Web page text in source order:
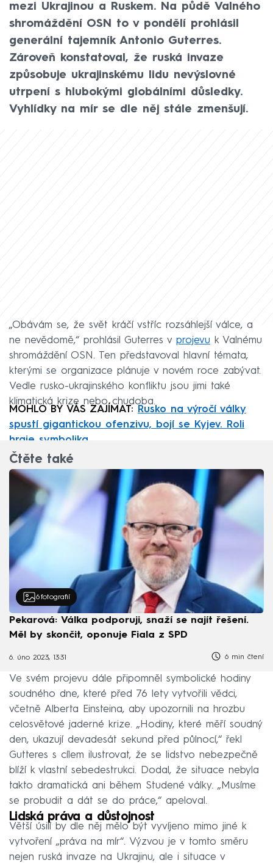
mezi Ukrajinou a Ruskem. Na půdě Valného
shromáždění OSN to v pondělí prohlásil
generální tajemník Antonio Guterres.
Zároveň konstatoval, že ruská invaze
způsobuje ukrajinskému lidu nevýslovné
utrpení s hlubokými globálními důsledky.
Vyhlídky na mír se dle něj stále zmenšují.
„Obávám se, že svět kráčí vstříc rozsáhlejší válce, a
ne nevědomě,“ prohlásil Guterres v projevu k Valnému
shromáždění OSN. Ten představoval hlavní témata,
kterými se organizace plánuje v novém roce zabývat.
Vedle rusko-ukrajinského konfliktu jsou jimi také
klimatická krize nebo chudoba.
MOHLO BY VÁS ZAJÍMAT:
Rusko na výročí války
spustí gigantickou ofenzivu, bojí se Kyjev. Roli
hraje symbolika
Čtěte také
6 fotografií
Pekarová: Válka podporuji, snaží se najít řešení.
Měl by skončit, oponuje Fiala z SPD
6. úno 2023, 13:31 6 min čtení
Ve svém projevu dále připomněl symbolické hodiny
soudného dne, které před 76 lety vytvořili vědci,
včetně Alberta Einsteina, aby upozornili na hrozbu
celosvětové jaderné krize. „Hodiny, které měří soudný
den, ukazují devadesát sekund před půlnocí,“ řekl
Gutteres s cílem ilustrovat, že se lidstvo nebezpečně
blíží k vlastní sebedestrukci. Dodal, že situace nebyla
takto dramatická ani během Studené války. „Musíme
se probudit a dát se do práce,“ apeloval.
Lidská práva a důstojnost
Větší úsilí by dle něj mělo být vyvíjeno mimo jiné k
vytvoření „práva na mír“. Výzvou je v tomto směru
nejen ruská invaze na Ukrajinu, ale i situace v